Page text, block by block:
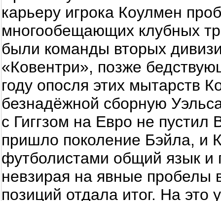
карьеру игрока Коулмен
многообещающих клубных
были команды вторых
«Ковентри», позже
году опосля этих мытарств
безнадёжной сборную
с Гиггзом на Евро не
пришло поколение Бэйла, и
футболистами общий язык и
невзирая на явные пробелы
позиций отдала итог. На